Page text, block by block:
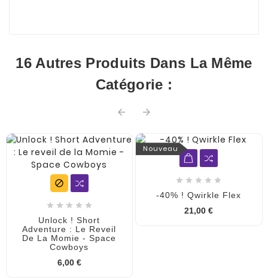
16 Autres Produits Dans La Même
Catégorie :
 

    
Unlock ! Short
Adventure : Le Reveil
De La Momie - Space
Cowboys
6,00 €
Nouveau
    
-40% ! Qwirkle Flex
21,00 €